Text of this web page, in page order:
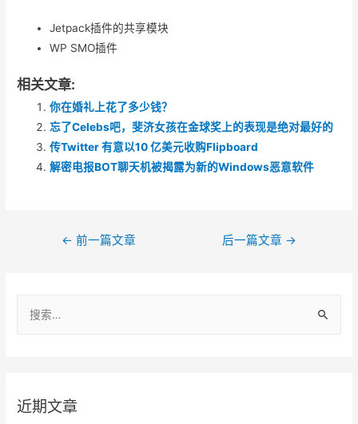
Jetpack插件的共享模块
WP SMO插件
相关文章:
你在婚礼上花了多少钱？
忘了Celebs吧，斐济女孩在金球奖上的表现是绝对最好的
传Twitter 有意以10 亿美元收购Flipboard
解密电报BOT聊天机被揭露为新的Windows恶意软件
航
← 前一篇文章 后一篇文章 →
近期文章